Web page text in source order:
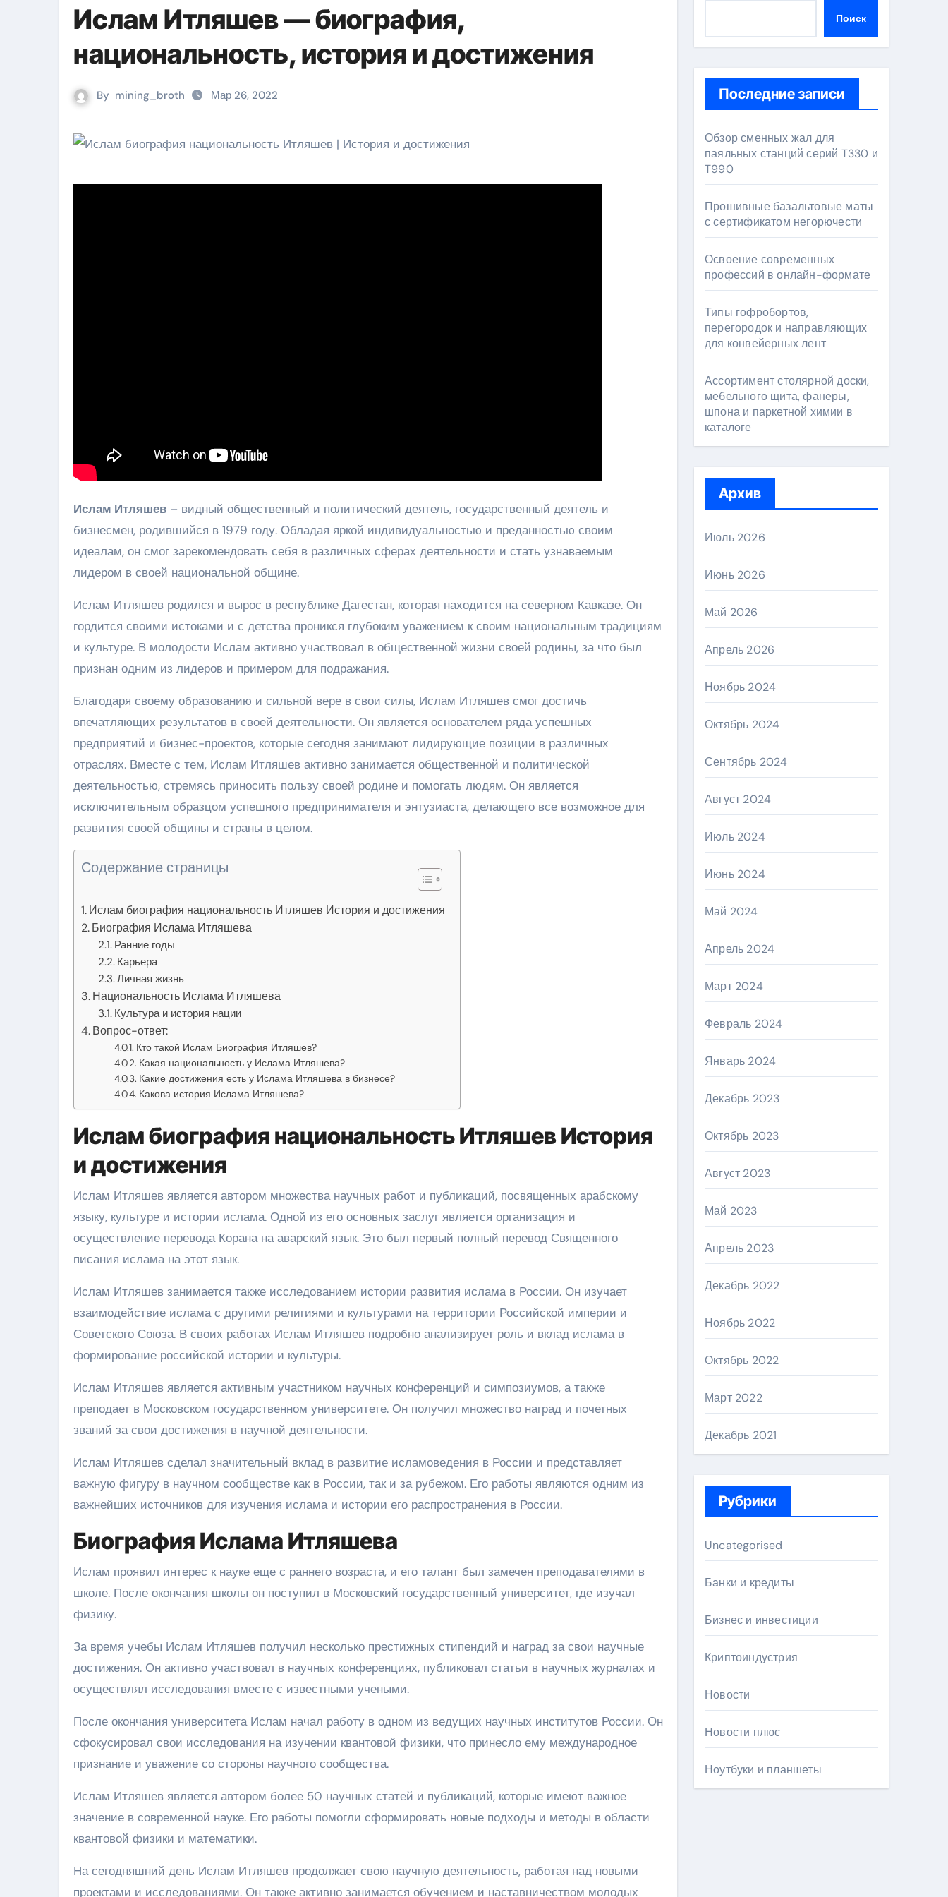
Ислам Итляшев — биография,
национальность, история и достижения
By mining_broth Мар 26, 2022
Ислам Итляшев – видный общественный и политический деятель, государственный деятель и
бизнесмен, родившийся в 1979 году. Обладая яркой индивидуальностью и преданностью своим
идеалам, он смог зарекомендовать себя в различных сферах деятельности и стать узнаваемым
лидером в своей национальной общине.
Ислам Итляшев родился и вырос в республике Дагестан, которая находится на северном Кавказе. Он
гордится своими истоками и с детства проникся глубоким уважением к своим национальным традициям
и культуре. В молодости Ислам активно участвовал в общественной жизни своей родины, за что был
признан одним из лидеров и примером для подражания.
Благодаря своему образованию и сильной вере в свои силы, Ислам Итляшев смог достичь
впечатляющих результатов в своей деятельности. Он является основателем ряда успешных
предприятий и бизнес-проектов, которые сегодня занимают лидирующие позиции в различных
отраслях. Вместе с тем, Ислам Итляшев активно занимается общественной и политической
деятельностью, стремясь приносить пользу своей родине и помогать людям. Он является
исключительным образцом успешного предпринимателя и энтузиаста, делающего все возможное для
развития своей общины и страны в целом.
Содержание страницы
Ислам биография национальность Итляшев История и достижения
Биография Ислама Итляшева
Ранние годы
Карьера
Личная жизнь
Национальность Ислама Итляшева
Культура и история нации
Вопрос-ответ:
Кто такой Ислам Биография Итляшев?
Какая национальность у Ислама Итляшева?
Какие достижения есть у Ислама Итляшева в бизнесе?
Какова история Ислама Итляшева?
Ислам биография национальность Итляшев История
и достижения
Ислам Итляшев является автором множества научных работ и публикаций, посвященных арабскому
языку, культуре и истории ислама. Одной из его основных заслуг является организация и
осуществление перевода Корана на аварский язык. Это был первый полный перевод Священного
писания ислама на этот язык.
Ислам Итляшев занимается также исследованием истории развития ислама в России. Он изучает
взаимодействие ислама с другими религиями и культурами на территории Российской империи и
Советского Союза. В своих работах Ислам Итляшев подробно анализирует роль и вклад ислама в
формирование российской истории и культуры.
Ислам Итляшев является активным участником научных конференций и симпозиумов, а также
преподает в Московском государственном университете. Он получил множество наград и почетных
званий за свои достижения в научной деятельности.
Ислам Итляшев сделал значительный вклад в развитие исламоведения в России и представляет
важную фигуру в научном сообществе как в России, так и за рубежом. Его работы являются одним из
важнейших источников для изучения ислама и истории его распространения в России.
Биография Ислама Итляшева
Ислам проявил интерес к науке еще с раннего возраста, и его талант был замечен преподавателями в
школе. После окончания школы он поступил в Московский государственный университет, где изучал
физику.
За время учебы Ислам Итляшев получил несколько престижных стипендий и наград за свои научные
достижения. Он активно участвовал в научных конференциях, публиковал статьи в научных журналах и
осуществлял исследования вместе с известными учеными.
После окончания университета Ислам начал работу в одном из ведущих научных институтов России. Он
сфокусировал свои исследования на изучении квантовой физики, что принесло ему международное
признание и уважение со стороны научного сообщества.
Ислам Итляшев является автором более 50 научных статей и публикаций, которые имеют важное
значение в современной науке. Его работы помогли сформировать новые подходы и методы в области
квантовой физики и математики.
На сегодняшний день Ислам Итляшев продолжает свою научную деятельность, работая над новыми
проектами и исследованиями. Он также активно занимается обучением и наставничеством молодых
Поиск
Последние записи
Обзор сменных жал для
паяльных станций серий T330 и
T990
Прошивные базальтовые маты
с сертификатом негорючести
Освоение современных
профессий в онлайн-формате
Типы гофробортов,
перегородок и направляющих
для конвейерных лент
Ассортимент столярной доски,
мебельного щита, фанеры,
шпона и паркетной химии в
каталоге
Архив
Июль 2026
Июнь 2026
Май 2026
Апрель 2026
Ноябрь 2024
Октябрь 2024
Сентябрь 2024
Август 2024
Июль 2024
Июнь 2024
Май 2024
Апрель 2024
Март 2024
Февраль 2024
Январь 2024
Декабрь 2023
Октябрь 2023
Август 2023
Май 2023
Апрель 2023
Декабрь 2022
Ноябрь 2022
Октябрь 2022
Март 2022
Декабрь 2021
Рубрики
Uncategorised
Банки и кредиты
Бизнес и инвестиции
Криптоиндустрия
Новости
Новости плюс
Ноутбуки и планшеты